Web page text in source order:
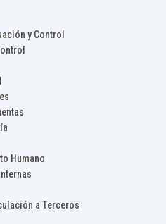
y Control
Humano
a Terceros